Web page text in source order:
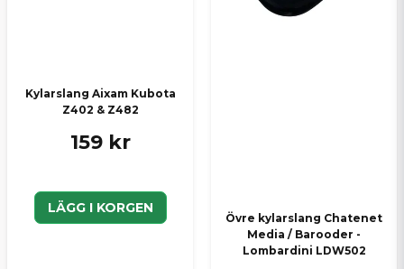
Kylarslang Aixam Kubota
Z402 & Z482
159 kr
LÄGG I KORGEN
Övre kylarslang Chatenet
Media / Barooder -
Lombardini LDW502